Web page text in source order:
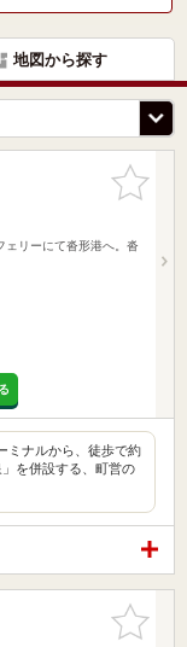
地図から探す
お気に入
りに追加
ェリーにて沓形港へ。沓
ミナルから、徒歩で約
を併設する、町営の
お気に入
りに追加